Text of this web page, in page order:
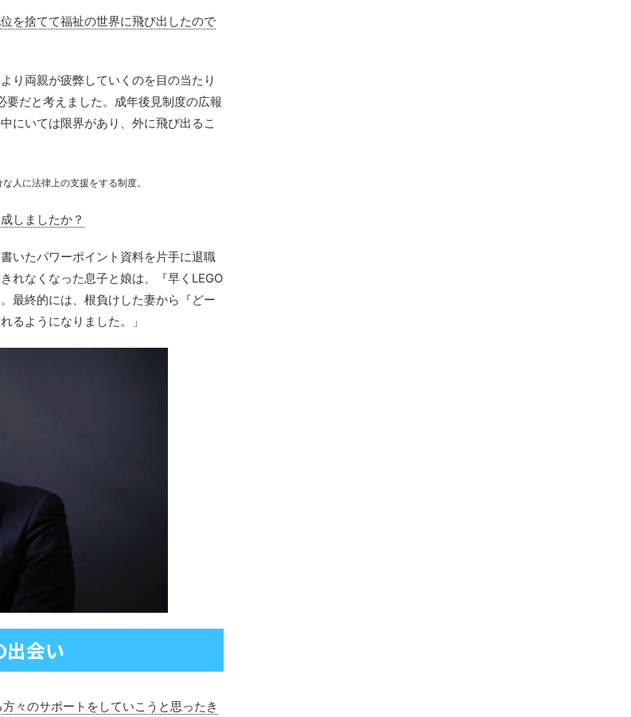
を捨てて福祉の世界に飛び出したので
り両親が疲弊していくのを目の当たり
要だと考えました。成年後見制度の広報
にいては限界があり、外に飛び出るこ
人に法律上の支援をする制度。
しましたか？
いたパワーポイント資料を片手に退職
れなくなった息子と娘は、『早くLEGO
最終的には、根負けした妻から『どー
るようになりました。」
出会い
々のサポートをしていこうと思ったき